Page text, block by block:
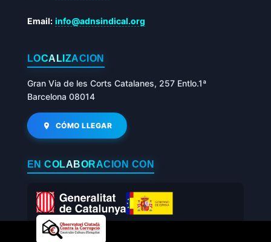
Email: info@adnsindical.org
LOCALIZACIÓN
Gran Via de les Corts Catalanes, 257 Entlo.1ª
Barcelona 08014
CÓMO LLEGAR
EN COLABORACIÓN CON